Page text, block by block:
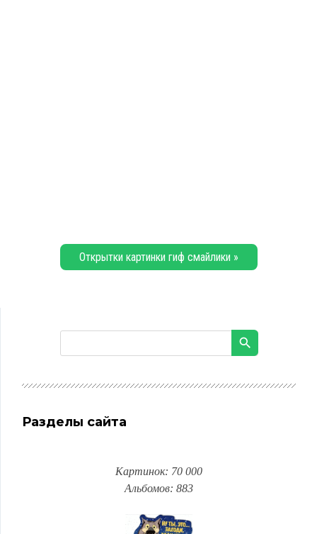
Открытки картинки гиф смайлики »
Разделы сайта
Картинок: 70 000
Альбомов: 883